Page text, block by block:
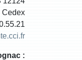
Cedex
: